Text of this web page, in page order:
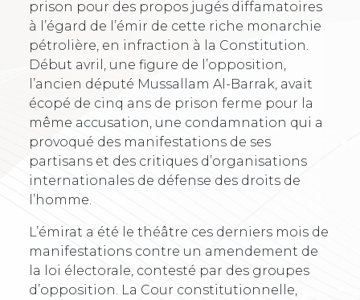
prison pour des propos jugés diffamatoires
à l’égard de l’émir de cette riche monarchie
pétrolière, en infraction à la Constitution.
Début avril, une figure de l’opposition,
l’ancien député Mussallam Al-Barrak, avait
écopé de cinq ans de prison ferme pour la
même accusation, une condamnation qui a
provoqué des manifestations de ses
partisans et des critiques d’organisations
internationales de défense des droits de
l’homme.
L’émirat a été le théâtre ces derniers mois de
manifestations contre un amendement de
la loi électorale, contesté par des groupes
d’opposition. La Cour constitutionnelle,